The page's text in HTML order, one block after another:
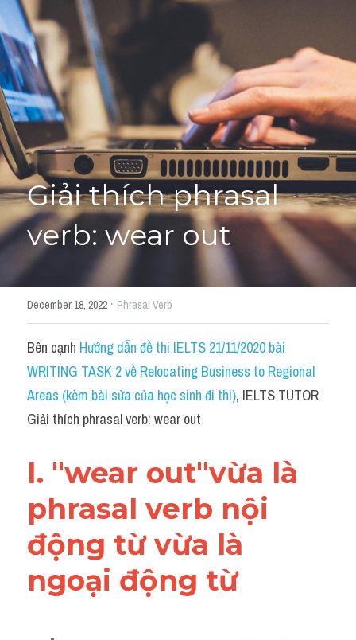
Giải đề thi từng câu
Lời khuyên
Giải đề thi
Academic words
Phrase
Phrasal Verb
Idioms đồng nghĩa
Idioms trái nghĩa
Antonym
Idiom
Grammar
Word form
Cách dùng từ
Phân biệt từ
Đề thi thật Task 2
HỌC THỬ
Giải thích phrasal
verb: wear out
December 18, 2022 · Phrasal Verb
Bên cạnh Hướng dẫn đề thi IELTS 21/11/2020 bài
WRITING TASK 2 về Relocating Business to Regional
Areas (kèm bài sửa của học sinh đi thi), IELTS TUTOR
Giải thích phrasal verb: wear out
I. "wear out"vừa là
phrasal verb nội
động từ vừa là
ngoại động từ